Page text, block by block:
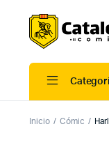
Inicio Cómic